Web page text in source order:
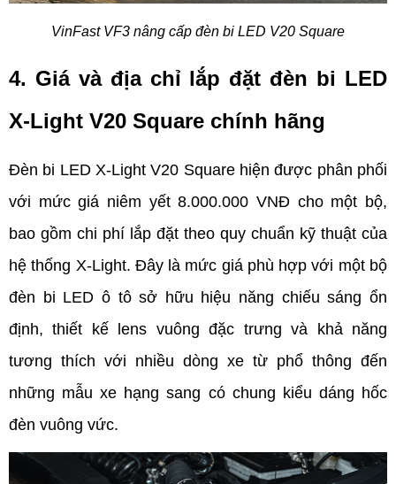
VinFast VF3 nâng cấp đèn bi LED V20 Square
4. Giá và địa chỉ lắp đặt đèn bi LED
X-Light V20 Square chính hãng
Đèn bi LED X-Light V20 Square hiện được phân phối
với mức giá niêm yết 8.000.000 VNĐ cho một bộ,
bao gồm chi phí lắp đặt theo quy chuẩn kỹ thuật của
hệ thống X-Light. Đây là mức giá phù hợp với một bộ
đèn bi LED ô tô sở hữu hiệu năng chiếu sáng ổn
định, thiết kế lens vuông đặc trưng và khả năng
tương thích với nhiều dòng xe từ phổ thông đến
những mẫu xe hạng sang có chung kiểu dáng hốc
đèn vuông vức.